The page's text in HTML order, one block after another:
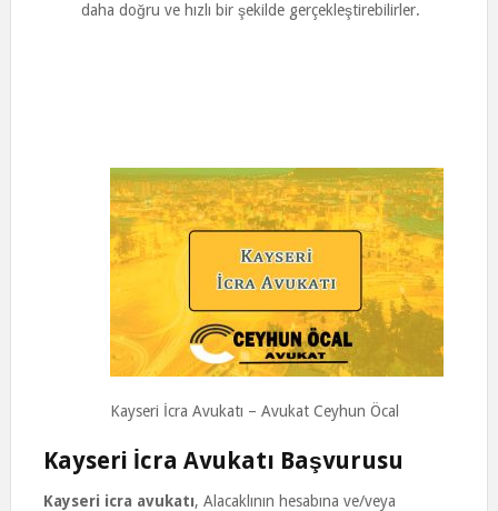
daha doğru ve hızlı bir şekilde gerçekleştirebilirler.
Kayseri İcra Avukatı – Avukat Ceyhun Öcal
Kayseri İcra Avukatı Başvurusu
Kayseri icra avukatı, Alacaklının hesabına ve/veya